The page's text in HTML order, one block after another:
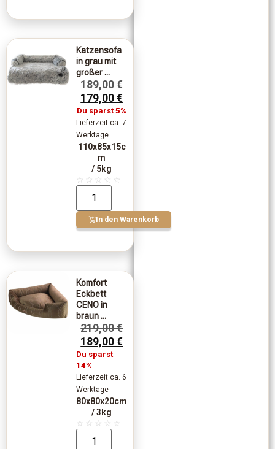
Katzensofa
in grau mit
großer ...
189,00€
179,00€
Du sparst5%
Lieferzeit ca. 7
Werktage
110x85x15c
m
/ 5kg
☆ ☆ ☆ ☆ ☆
In den Warenkorb
Komfort
Eckbett
CENO in
braun ...
219,00€
189,00€
Du sparst
14%
Lieferzeit ca. 6
Werktage
80x80x20cm
/ 3kg
☆ ☆ ☆ ☆ ☆